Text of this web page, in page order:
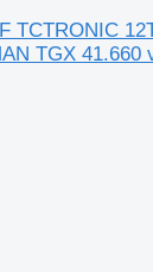
TCTRONIC
TGX 41.660